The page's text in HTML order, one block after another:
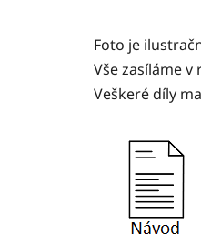
Foto je
Vše zasíláme
Veškeré díly